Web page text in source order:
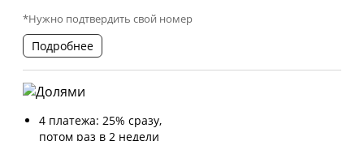
*Нужно подтвердить свой номер
Подробнее
4 платежа: 25% сразу,
потом раз в 2 недели